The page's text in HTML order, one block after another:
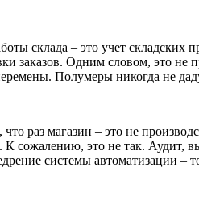
склада – это учет складских
заказов. Одним словом, это
Полумеры никогда не
раз магазин – это не
К сожалению, это не так. Аудит,
системы автоматизации –